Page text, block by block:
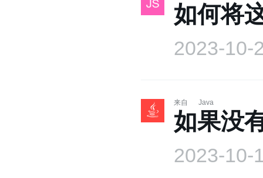
如何将
2023-10-
来自 Java
如果没
2023-10-